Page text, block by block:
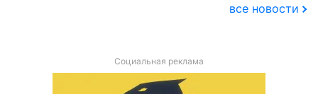
все новости
Социальная реклама